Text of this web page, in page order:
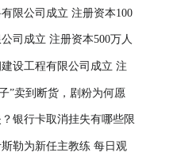
限公司成立 注册资本100
司成立 注册资本500万人
设工程有限公司成立 注
”卖到断货，剧粉为何愿
银行卡取消挂失有哪些限
勒为新任主教练 每日观